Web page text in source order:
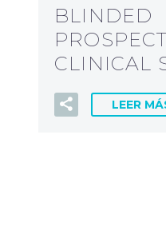
BLINDED
CLINICAL
LEER